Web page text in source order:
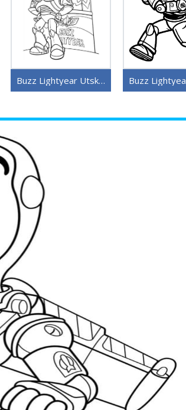
Buzz Lightyear Utskrivbar Gratis